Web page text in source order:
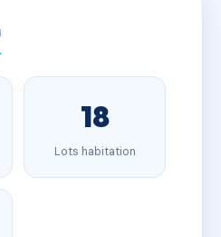
18
Lots habitation